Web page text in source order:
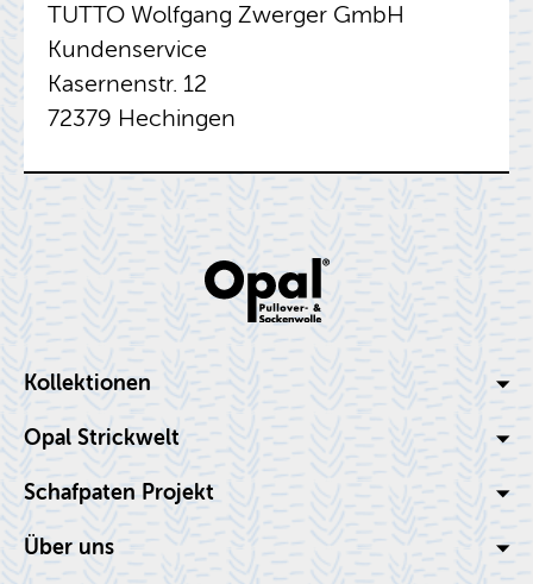
TUTTO Wolf­gang Zwer­ger GmbH
Kun­den­ser­vice
Ka­ser­nen­str. 12
72379 Hechin­gen
Kol­lek­tio­nen
Opal Strick­welt
Schaf­pa­ten Pro­jekt
Über uns